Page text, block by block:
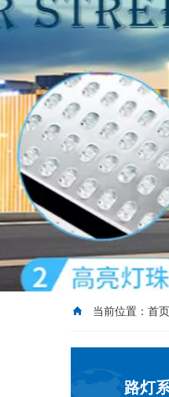
当前位置： 首页
路灯